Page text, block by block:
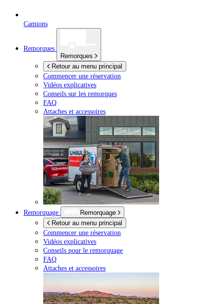
Camions
Remorques
Remorques
Retour au menu principal
Commencer une réservation
Vidéos explicatives
Conseils sur les remorques
FAQ
Attaches et accessoires
Remorquage
Remorquage
Retour au menu principal
Commencer une réservation
Vidéos explicatives
Conseils pour le remorquage
FAQ
Attaches et accessoires